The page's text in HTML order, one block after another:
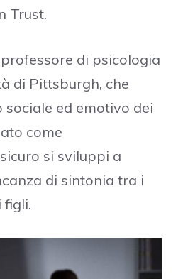
Trust.
di psicologia
di Pittsburgh, che
ed emotivo dei
come
si sviluppi a
di sintonia tra i
figli.